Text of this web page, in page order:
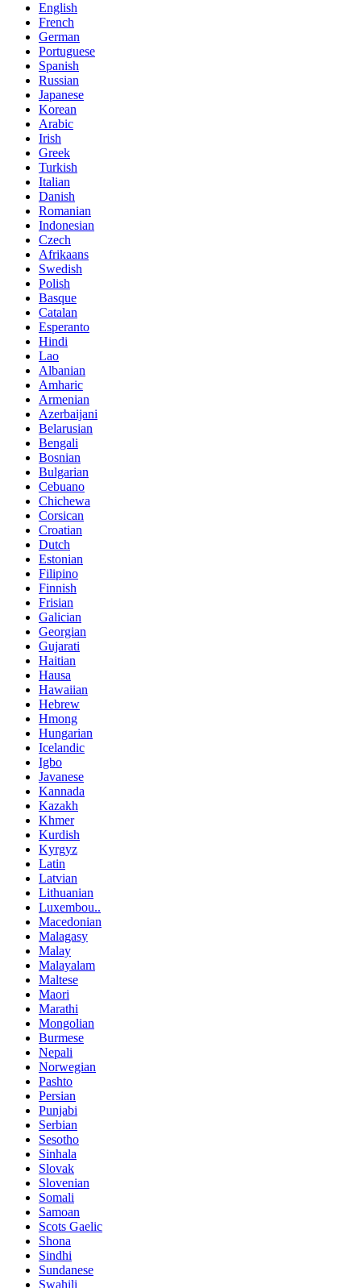
English
French
German
Portuguese
Spanish
Russian
Japanese
Korean
Arabic
Irish
Greek
Turkish
Italian
Danish
Romanian
Indonesian
Czech
Afrikaans
Swedish
Polish
Basque
Catalan
Esperanto
Hindi
Lao
Albanian
Amharic
Armenian
Azerbaijani
Belarusian
Bengali
Bosnian
Bulgarian
Cebuano
Chichewa
Corsican
Croatian
Dutch
Estonian
Filipino
Finnish
Frisian
Galician
Georgian
Gujarati
Haitian
Hausa
Hawaiian
Hebrew
Hmong
Hungarian
Icelandic
Igbo
Javanese
Kannada
Kazakh
Khmer
Kurdish
Kyrgyz
Latin
Latvian
Lithuanian
Luxembou..
Macedonian
Malagasy
Malay
Malayalam
Maltese
Maori
Marathi
Mongolian
Burmese
Nepali
Norwegian
Pashto
Persian
Punjabi
Serbian
Sesotho
Sinhala
Slovak
Slovenian
Somali
Samoan
Scots Gaelic
Shona
Sindhi
Sundanese
Swahili